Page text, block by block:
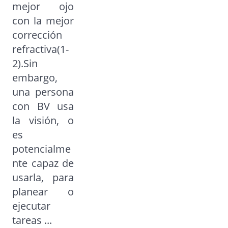
mejor ojo
con la mejor
corrección
refractiva(1-
2).Sin
embargo,
una persona
con BV usa
la visión, o
es
potencialme
nte capaz de
usarla, para
planear o
ejecutar
tareas ...